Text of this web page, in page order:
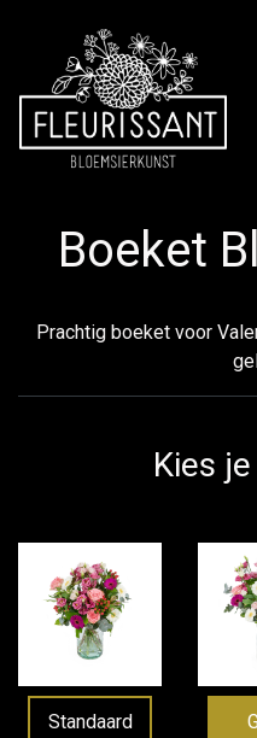
Boeket
Prachtig boeket voor
Kies
Standaard